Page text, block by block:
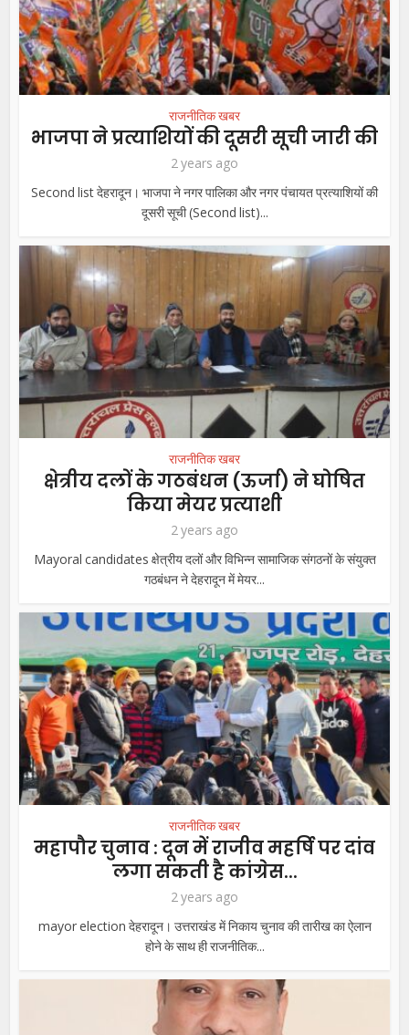
राजनीतिक खबर
भाजपा ने प्रत्याशियों की दूसरी सूची जारी की
2 years ago
Second list देहरादून। भाजपा ने नगर पालिका और नगर पंचायत प्रत्याशियों की
दूसरी सूची (Second list)...
राजनीतिक खबर
क्षेत्रीय दलों के गठबंधन (ऊर्जा) ने घोषित
किया मेयर प्रत्याशी
2 years ago
Mayoral candidates क्षेत्रीय दलों और विभिन्न सामाजिक संगठनों के संयुक्त
गठबंधन ने देहरादून में मेयर...
राजनीतिक खबर
महापौर चुनाव : दून में राजीव महर्षि पर दांव
लगा सकती है कांग्रेस...
2 years ago
mayor election देहरादून। उत्तराखंड में निकाय चुनाव की तारीख का ऐलान
होने के साथ ही राजनीतिक...